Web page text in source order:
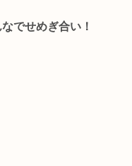
でせめぎ合い！